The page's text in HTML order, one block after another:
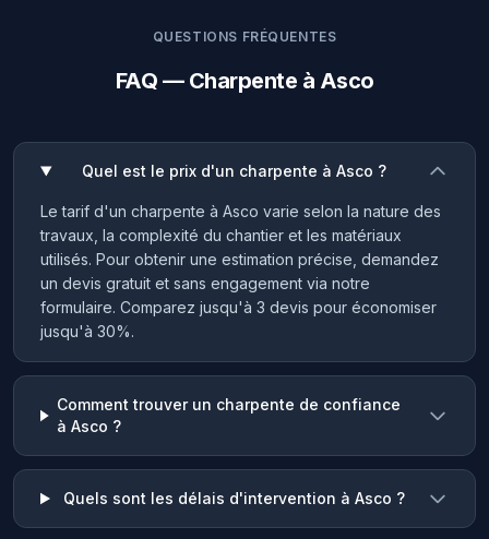
QUESTIONS FRÉQUENTES
FAQ — Charpente à Asco
Quel est le prix d'un charpente à Asco ?
Le tarif d'un charpente à Asco varie selon la nature des
travaux, la complexité du chantier et les matériaux
utilisés. Pour obtenir une estimation précise, demandez
un devis gratuit et sans engagement via notre
formulaire. Comparez jusqu'à 3 devis pour économiser
jusqu'à 30%.
Comment trouver un charpente de confiance
à Asco ?
Quels sont les délais d'intervention à Asco ?